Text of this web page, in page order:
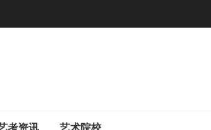
考资讯 艺术院校